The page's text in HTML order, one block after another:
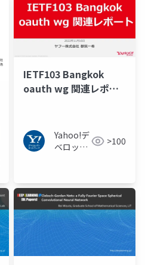
IETF103 Bangkok
oauth wg 関連レポー
Yahoo!デ
ベロッパ
>100